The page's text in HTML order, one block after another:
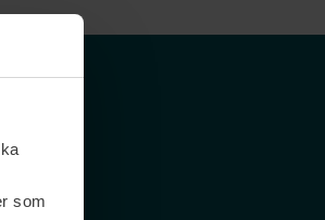
som
SE
FI
NO